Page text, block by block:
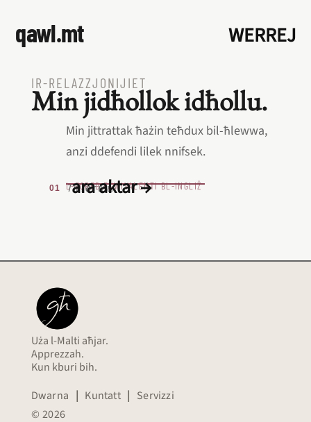
qawl.mt WERREJ
IR‑RELAZZJONIJIET
Min jidħollok idħollu.
Min jittrattak ħażin teħdux bil‑ħlewwa,
anzi ddefendi lilek nnifsek.
L‑EQREB EKWIVALENTI BL‑INGLIŻ
Tit for tat.
ara aktar →
Uża l-Malti aħjar.
Apprezzah.
Kun kburi bih.
Dwarna | Kuntatt | Servizzi
© 2026